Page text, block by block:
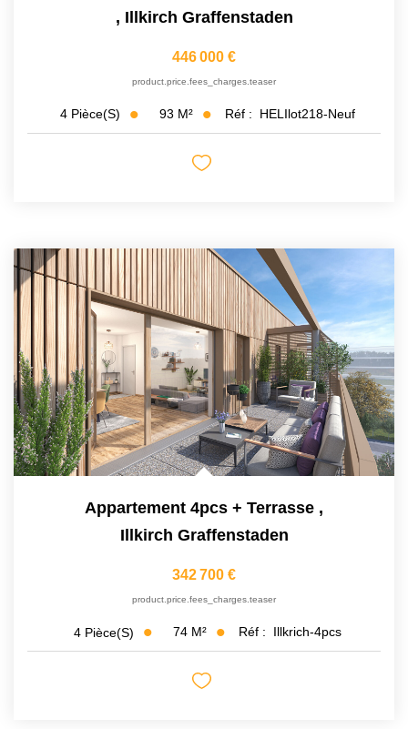
, Illkirch Graffenstaden
446 000 €
product.price.fees_charges.teaser
4 Pièce(s) 93 M² Réf : HELIlot218-Neuf
Appartement 4pcs + Terrasse ,
Illkirch Graffenstaden
342 700 €
product.price.fees_charges.teaser
4 Pièce(s) 74 M² Réf : Illkrich-4pcs